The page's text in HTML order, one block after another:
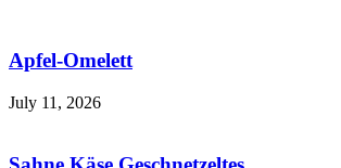
Apfel-Omelett
July 11, 2026